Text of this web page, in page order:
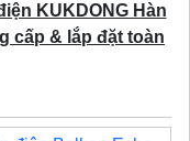
KUKDONG Hàn
cấp & lắp đặt toàn